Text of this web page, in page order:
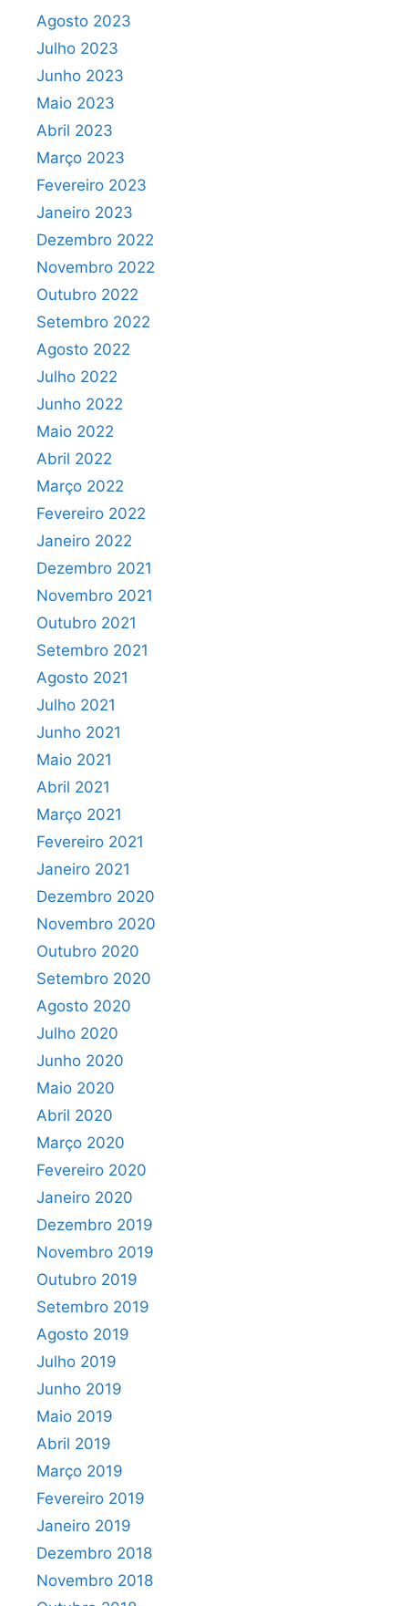
Agosto 2023
Julho 2023
Junho 2023
Maio 2023
Abril 2023
Março 2023
Fevereiro 2023
Janeiro 2023
Dezembro 2022
Novembro 2022
Outubro 2022
Setembro 2022
Agosto 2022
Julho 2022
Junho 2022
Maio 2022
Abril 2022
Março 2022
Fevereiro 2022
Janeiro 2022
Dezembro 2021
Novembro 2021
Outubro 2021
Setembro 2021
Agosto 2021
Julho 2021
Junho 2021
Maio 2021
Abril 2021
Março 2021
Fevereiro 2021
Janeiro 2021
Dezembro 2020
Novembro 2020
Outubro 2020
Setembro 2020
Agosto 2020
Julho 2020
Junho 2020
Maio 2020
Abril 2020
Março 2020
Fevereiro 2020
Janeiro 2020
Dezembro 2019
Novembro 2019
Outubro 2019
Setembro 2019
Agosto 2019
Julho 2019
Junho 2019
Maio 2019
Abril 2019
Março 2019
Fevereiro 2019
Janeiro 2019
Dezembro 2018
Novembro 2018